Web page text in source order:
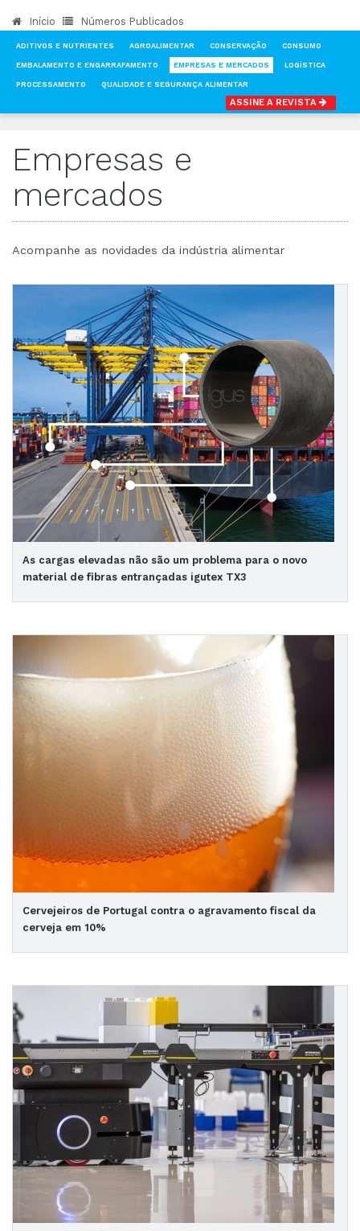
Início Números Publicados
ADITIVOS E NUTRIENTES AGROALIMENTAR CONSERVAÇÃO CONSUMO
EMBALAMENTO E ENGARRAFAMENTO EMPRESAS E MERCADOS LOGÍSTICA
PROCESSAMENTO QUALIDADE E SEGURANÇA ALIMENTAR
ASSINE A REVISTA
Empresas e
mercados
Acompanhe as novidades da indústria alimentar
As cargas elevadas não são um problema para o novo
material de fibras entrançadas igutex TX3
Cervejeiros de Portugal contra o agravamento fiscal da
cerveja em 10%